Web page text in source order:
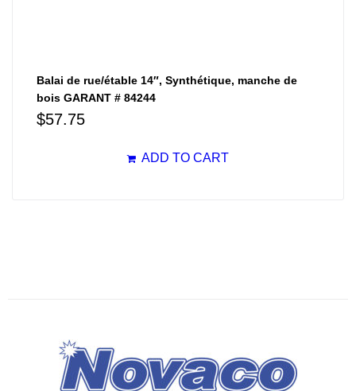
Balai de rue/étable 14″, Synthétique, manche de
bois GARANT # 84244
$57.75
ADD TO CART